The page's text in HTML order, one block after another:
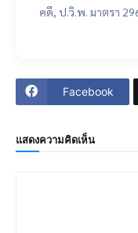
คดี, ป.วิ.พ. มาตรา
Facebook
แสดงความคิดเห็น